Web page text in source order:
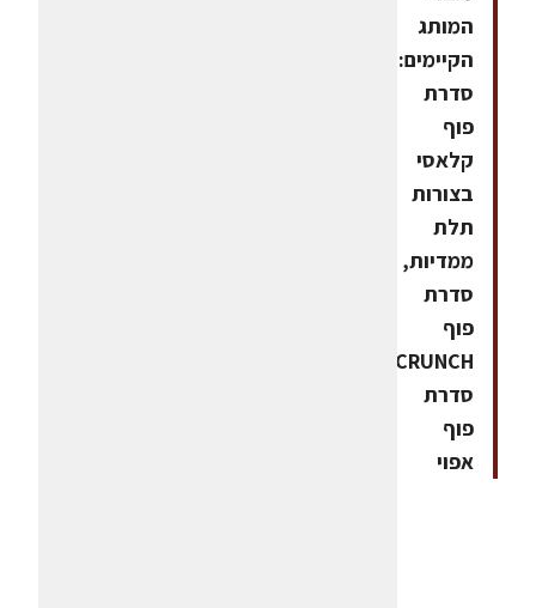
המותג
הקיימים:
סדרת
פוף
קלאסי
בצורות
תלת
ממדיות,
סדרת
פוף
סדרת
פוף
אפוי